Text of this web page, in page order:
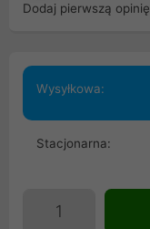
Dodaj pierwszą opinię
Wysyłkowa:
Stacjonarna: